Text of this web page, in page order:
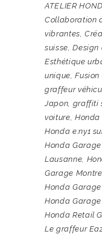
ATELIER
Collaboration
vibrantes ,
suisse ,Design
Esthétique
unique ,
graffeur
Japon graffiti
voiture Honda
Honda e:ny1
Honda Garage
Lausanne
Garage
Honda
Honda Garage
Honda Retail
Le graffeur